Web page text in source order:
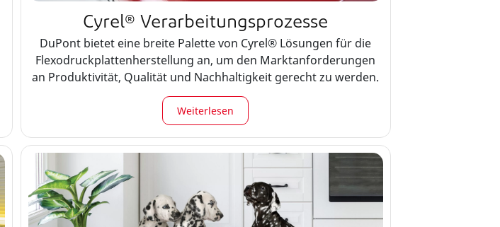
Cyrel® Verarbeitungsprozesse
DuPont bietet eine breite Palette von Cyrel® Lösungen für die
Flexodruckplattenherstellung an, um den Marktanforderungen
an Produktivität, Qualität und Nachhaltigkeit gerecht zu werden.
Weiterlesen